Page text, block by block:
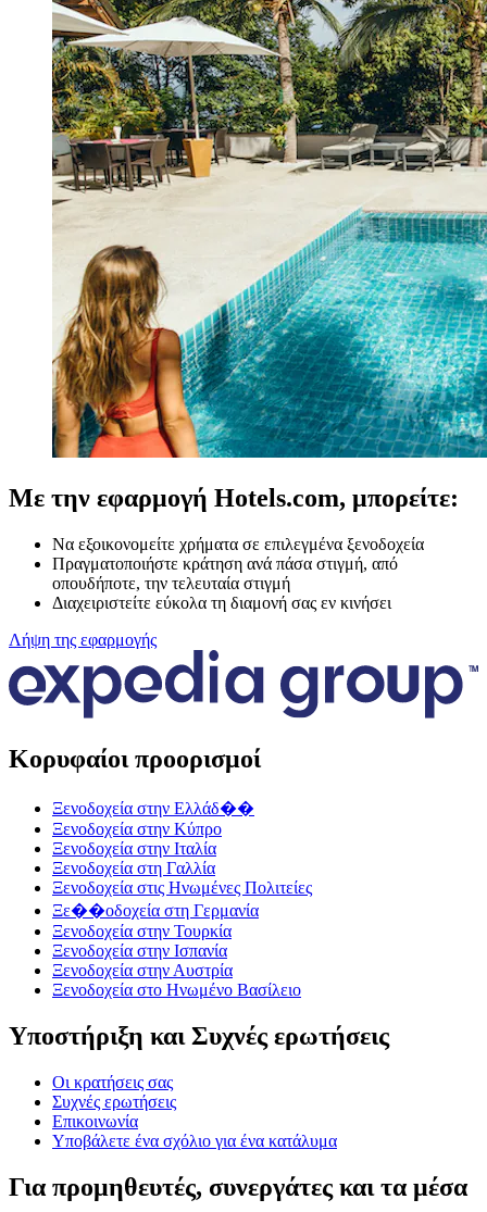
Με την εφαρμογή Hotels.com, μπορείτε:
Να εξοικονομείτε χρήματα σε επιλεγμένα ξενοδοχεία
Πραγματοποιήστε κράτηση ανά πάσα στιγμή, από
οπουδήποτε, την τελευταία στιγμή
Διαχειριστείτε εύκολα τη διαμονή σας εν κινήσει
Λήψη της εφαρμογής
Κορυφαίοι προορισμοί
Ξενοδοχεία στην Ελλάδ��
Ξενοδοχεία στην Κύπρο
Ξενοδοχεία στην Ιταλία
Ξενοδοχεία στη Γαλλία
Ξενοδοχεία στις Ηνωμένες Πολιτείες
Ξε��οδοχεία στη Γερμανία
Ξενοδοχεία στην Τουρκία
Ξενοδοχεία στην Ισπανία
Ξενοδοχεία στην Αυστρία
Ξενοδοχεία στο Ηνωμένο Βασίλειο
Υποστήριξη και Συχνές ερωτήσεις
Οι κρατήσεις σας
Συχνές ερωτήσεις
Επικοινωνία
Υποβάλετε ένα σχόλιο για ένα κατάλυμα
Για προμηθευτές, συνεργάτες και τα μέσα